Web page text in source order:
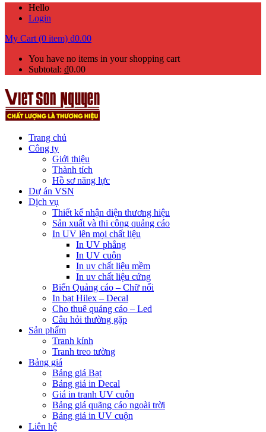
Hello
Login
My Cart (0 item) ₫0.00
You have no items in your shopping cart
Subtotal: ₫0.00
Trang chủ
Công ty
Giới thiệu
Thành tích
Hồ sơ năng lực
Dự án VSN
Dịch vụ
Thiết kế nhận diện thương hiệu
Sản xuất và thi công quảng cáo
In UV lên mọi chất liệu
In UV phẳng
In UV cuộn
In uv chất liệu mềm
In uv chất liệu cứng
Biển Quảng cáo – Chữ nổi
In bạt Hilex – Decal
Cho thuê quảng cáo – Led
Câu hỏi thường gặp
Sản phẩm
Tranh kính
Tranh treo tường
Bảng giá
Bảng giá Bạt
Bảng giá in Decal
Giá in tranh UV cuộn
Bảng giá quãng cáo ngoài trời
Bảng giá in UV cuộn
Liên hệ